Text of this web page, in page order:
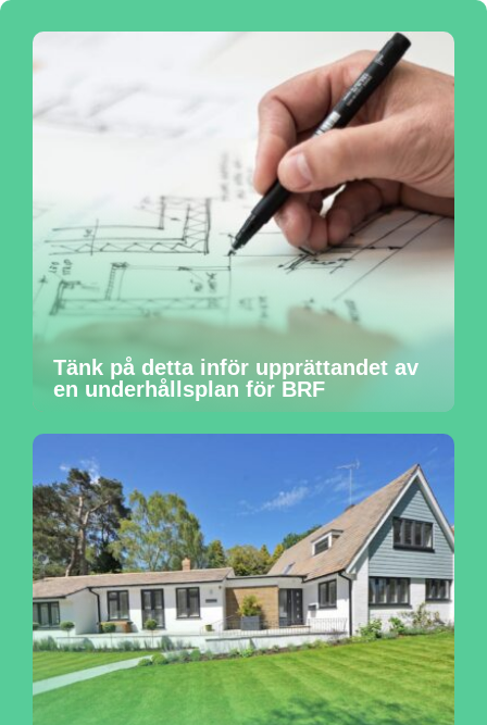
Tänk på detta inför upprättandet av
en underhållsplan för BRF